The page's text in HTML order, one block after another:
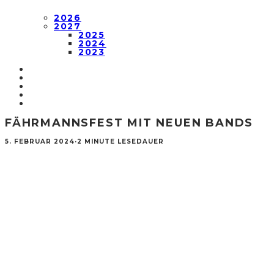
2026
2027
2025
2024
2023
FÄHRMANNSFEST MIT NEUEN BANDS
5. FEBRUAR 2024·2 MINUTE LESEDAUER